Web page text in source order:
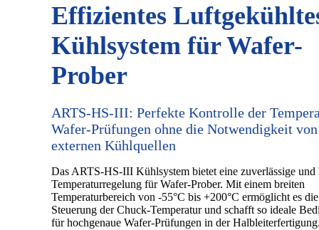
Effizientes
Kühlsystem für Wafer-
Prober
ARTS-HS-III: Perfekte Kontrolle der
Wafer-Prüfungen ohne die Notwendigkeit von
externen Kühlquellen
Das ARTS-HS-III Kühlsystem bietet eine zuverlässige und
Temperaturregelung für Wafer-Prober. Mit einem breiten
Temperaturbereich von -55°C bis +200°C ermöglicht es
Steuerung der Chuck-Temperatur und schafft so ideale
für hochgenaue Wafer-Prüfungen in der